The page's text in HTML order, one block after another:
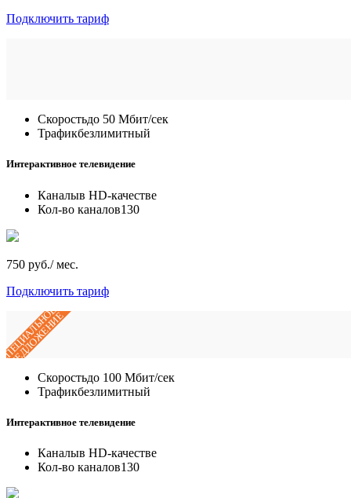
Подключить тариф
Скоростьдо 50 Мбит/сек
Трафикбезлимитный
Интерактивное телевидение
Каналыв HD-качестве
Кол-во каналов130
750 руб./ мес.
Подключить тариф
ПРЕДЛОЖЕНИЕ
Скоростьдо 100 Мбит/сек
Трафикбезлимитный
Интерактивное телевидение
Каналыв HD-качестве
Кол-во каналов130